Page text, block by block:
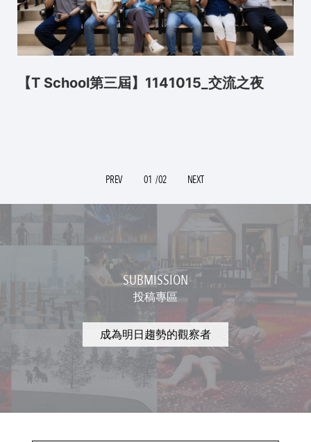
【T School第三屆】1141015_交流之夜
PREV 01 /02 NEXT
SUBMISSION
投稿專區
成為明日趨勢的觀察者